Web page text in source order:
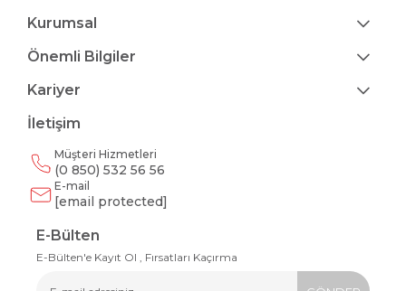
Kurumsal
Önemli Bilgiler
Kariyer
İletişim
Müşteri Hizmetleri
(0 850) 532 56 56
E-mail
[email protected]
E-Bülten
E-Bülten'e Kayıt Ol , Fırsatları Kaçırma